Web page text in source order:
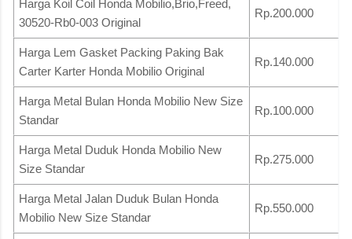
Harga Koil Coil Honda Mobilio,Brio,Freed,
30520-Rb0-003 Original
Rp.200.000
Harga Lem Gasket Packing Paking Bak
Carter Karter Honda Mobilio Original
Rp.140.000
Harga Metal Bulan Honda Mobilio New Size
Standar
Rp.100.000
Harga Metal Duduk Honda Mobilio New
Size Standar
Rp.275.000
Harga Metal Jalan Duduk Bulan Honda
Mobilio New Size Standar
Rp.550.000